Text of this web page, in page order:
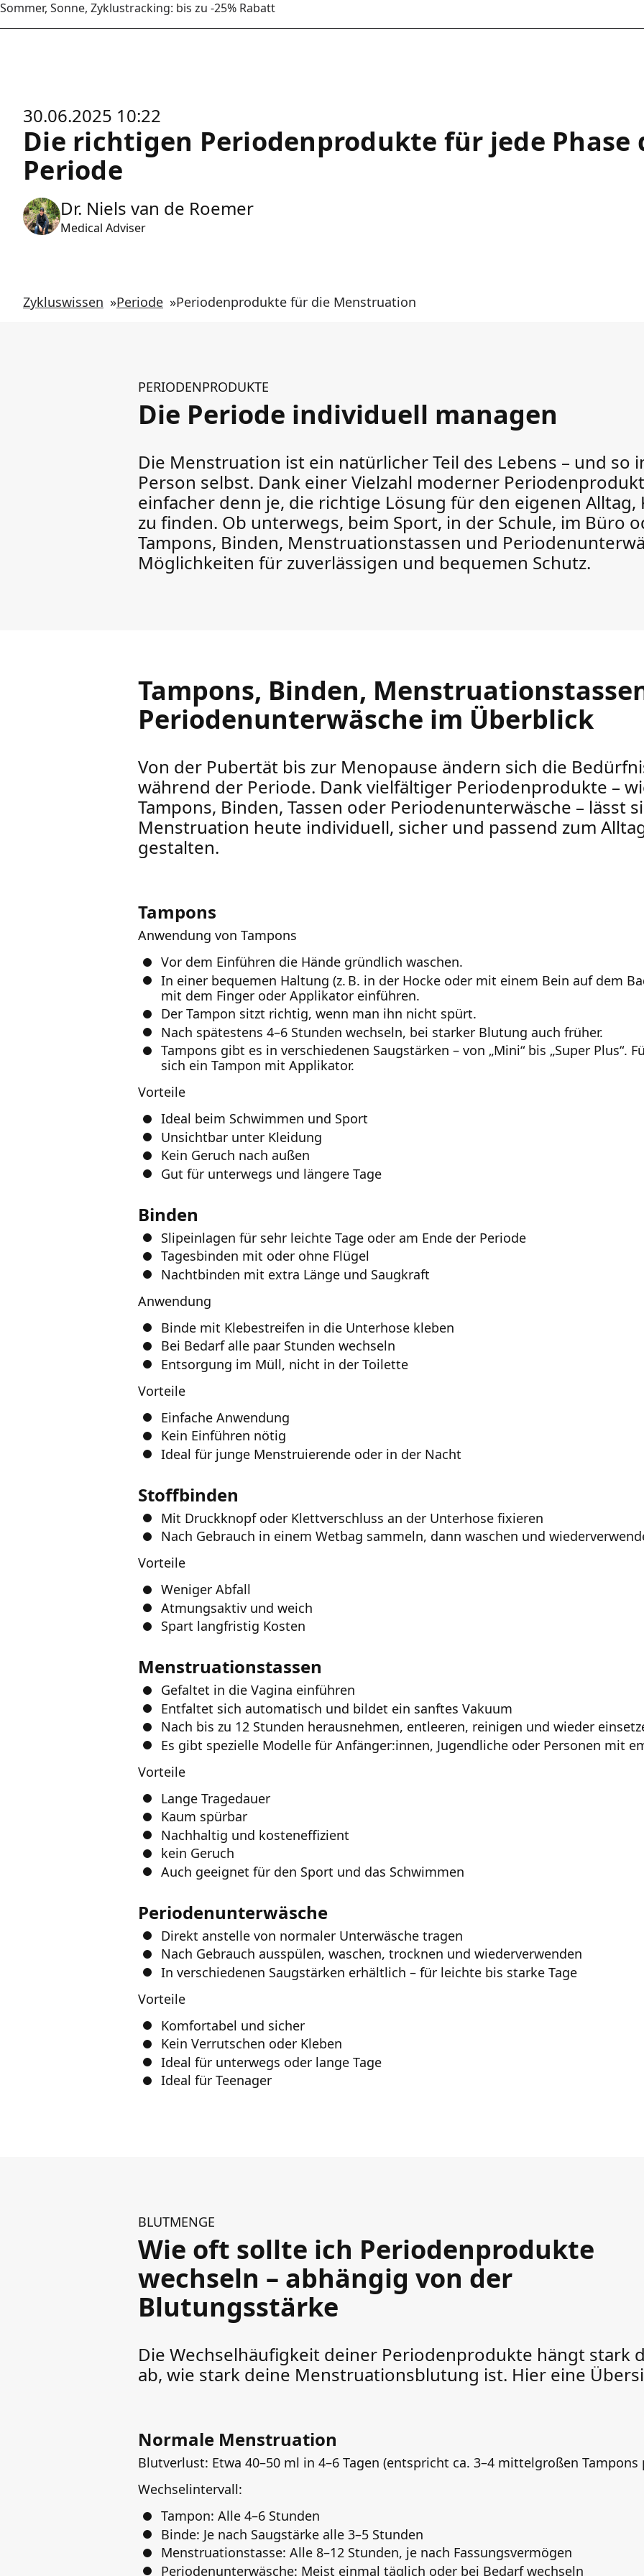
Sommer, Sonne, Zyklustracking: bis zu -25% Rabatt
30.06.2025 10:22
Die richtigen Periodenprodukte für jede Phase
Periode
Dr. Niels van de Roemer
Medical Adviser
Zykluswissen »Periode »Periodenprodukte für die Menstruation
PERIODENPRODUKTE
Die Periode individuell managen
Die Menstruation ist ein natürlicher Teil des Lebens – und so
Person selbst. Dank einer Vielzahl moderner
einfacher denn je, die richtige Lösung für den eigenen
zu finden. Ob unterwegs, beim Sport, in der Schule, im Büro
Tampons, Binden, Menstruationstassen und
Möglichkeiten für zuverlässigen und bequemen Schutz.
Tampons, Binden,
Periodenunterwäsche im Überblick
Von der Pubertät bis zur Menopause ändern sich die
während der Periode. Dank vielfältiger Periodenprodukte –
Tampons, Binden, Tassen oder Periodenunterwäsche – lässt
Menstruation heute individuell, sicher und passend zum
gestalten.
Tampons
Anwendung von Tampons
Vor dem Einführen die Hände gründlich waschen.
In einer bequemen Haltung (z. B. in der Hocke oder mit einem Bein auf dem
mit dem Finger oder Applikator einführen.
Der Tampon sitzt richtig, wenn man ihn nicht spürt.
Nach spätestens 4–6 Stunden wechseln, bei starker Blutung auch früher.
Tampons gibt es in verschiedenen Saugstärken – von „Mini“ bis „Super Plus“.
sich ein Tampon mit Applikator.
Vorteile
Ideal beim Schwimmen und Sport
Unsichtbar unter Kleidung
Kein Geruch nach außen
Gut für unterwegs und längere Tage
Binden
Slipeinlagen für sehr leichte Tage oder am Ende der Periode
Tagesbinden mit oder ohne Flügel
Nachtbinden mit extra Länge und Saugkraft
Anwendung
Binde mit Klebestreifen in die Unterhose kleben
Bei Bedarf alle paar Stunden wechseln
Entsorgung im Müll, nicht in der Toilette
Vorteile
Einfache Anwendung
Kein Einführen nötig
Ideal für junge Menstruierende oder in der Nacht
Stoffbinden
Mit Druckknopf oder Klettverschluss an der Unterhose fixieren
Nach Gebrauch in einem Wetbag sammeln, dann waschen und
Vorteile
Weniger Abfall
Atmungsaktiv und weich
Spart langfristig Kosten
Menstruationstassen
Gefaltet in die Vagina einführen
Entfaltet sich automatisch und bildet ein sanftes Vakuum
Nach bis zu 12 Stunden herausnehmen, entleeren, reinigen und wieder
Es gibt spezielle Modelle für Anfänger:innen, Jugendliche oder Personen mit
Vorteile
Lange Tragedauer
Kaum spürbar
Nachhaltig und kosteneffizient
kein Geruch
Auch geeignet für den Sport und das Schwimmen
Periodenunterwäsche
Direkt anstelle von normaler Unterwäsche tragen
Nach Gebrauch ausspülen, waschen, trocknen und wiederverwenden
In verschiedenen Saugstärken erhältlich – für leichte bis starke Tage
Vorteile
Komfortabel und sicher
Kein Verrutschen oder Kleben
Ideal für unterwegs oder lange Tage
Ideal für Teenager
BLUTMENGE
Wie oft sollte ich Periodenprodukte
wechseln – abhängig von der
Blutungsstärke
Die Wechselhäufigkeit deiner Periodenprodukte hängt stark
ab, wie stark deine Menstruationsblutung ist. Hier eine
Normale Menstruation
Blutverlust: Etwa 40–50 ml in 4–6 Tagen (entspricht ca. 3–4 mittelgroßen Tampons
Wechselintervall:
Tampon: Alle 4–6 Stunden
Binde: Je nach Saugstärke alle 3–5 Stunden
Menstruationstasse: Alle 8–12 Stunden, je nach Fassungsvermögen
Periodenunterwäsche: Meist einmal täglich oder bei Bedarf wechseln